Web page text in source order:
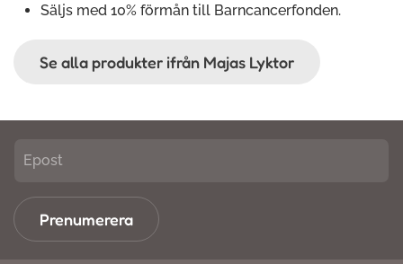
Säljs med 10% förmån till Barncancerfonden.
Se alla produkter ifrån Majas Lyktor
Prenumerera